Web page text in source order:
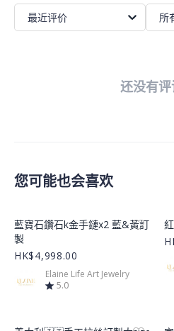
最近评价 所
还没有评
您可能也会喜欢
Product Image
藍寶石鑽石k金手鏈x2 藍&黃訂
製
HK$4,998.00
Elaine Life Art Jewelry
5.0
Product Image